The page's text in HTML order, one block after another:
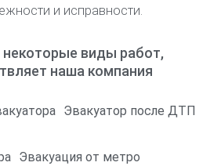
и исправности.
виды работ,
наша компания
Эвакуатор после ДТП
Эвакуация от метро